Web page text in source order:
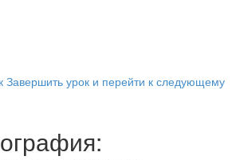
Завершить урок и перейти к следующему